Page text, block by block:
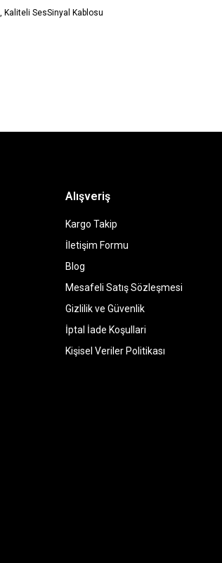
Kaliteli SesSinyal Kablosu
Alışveriş
Kargo Takip
İletişim Formu
Blog
Mesafeli Satış Sözleşmesi
Gizlilik ve Güvenlik
İptal İade Koşullari
Kişisel Veriler Politikası